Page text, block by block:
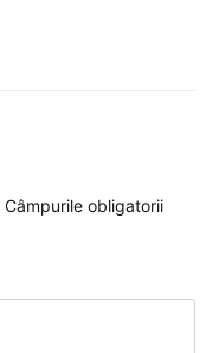
Câmpurile obligatorii